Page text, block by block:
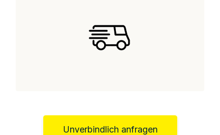
Unverbindlich anfragen